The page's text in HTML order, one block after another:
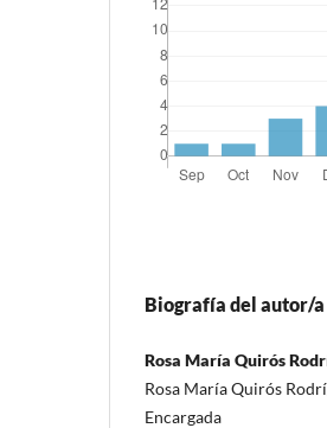
Biografía del autor/a
Rosa María Quirós
Rosa María Quirós
Encargada